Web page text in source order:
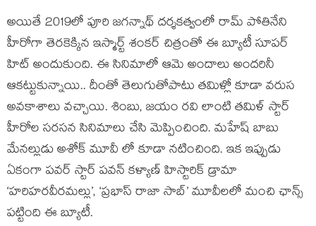
అయితే 2019లో పూరి జగన్నాథ్ దర్శకత్వంలో రామ్ పోతినేని
హీరోగా తెరకెక్కిన ఇస్మార్ట్ శంకర్ చిత్రంతో ఈ బ్యూటీ సూపర్
హిట్ అందుకుంది. ఈ సినిమాలో ఆమె అందాలు అందరినీ
ఆకట్టుకున్నాయి.. దీంతో తెలుగుతోపాటు తమిళ్లో కూడా వరుస
అవకాశాలు వచ్చాయి. శింబు, జయం రవి లాంటి తమిళ్ స్టార్
హీరోల సరసన సినిమాలు చేసి మెప్పించింది. మహేష్ బాబు
మేనల్లుడు అశోక్ మూవీ లో కూడా నటించింది. ఇక ఇప్పుడు
ఏకంగా పవర్ స్టార్ పవన్ కళ్యాణ్ హిస్టారిక్ డ్రామా
‘హరిహరవీరమల్లు’, ‘ప్రభాస్ రాజా సాబ్’ మూవీలలో మంచి ఛాన్స్
పట్టింది ఈ బ్యూటీ.